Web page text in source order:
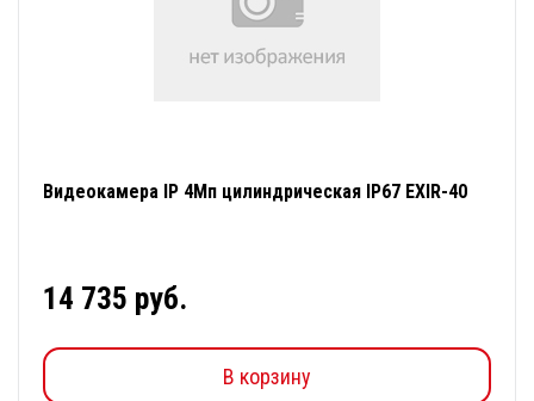
Видеокамера IP 4Мп цилиндрическая IP67 EXIR-40
14 735 руб.
В корзину